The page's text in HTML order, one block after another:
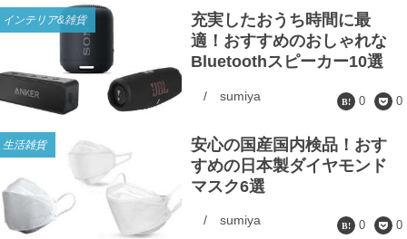
インテリア&雑貨
充実したおうち時間に最
適！おすすめのおしゃれな
Bluetoothスピーカー10選
/ sumiya 0 0
生活雑貨
安心の国産国内検品！おす
すめの日本製ダイヤモンド
マスク6選
/ sumiya 0 0